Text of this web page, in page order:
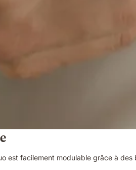
est facilement modulable grâce à